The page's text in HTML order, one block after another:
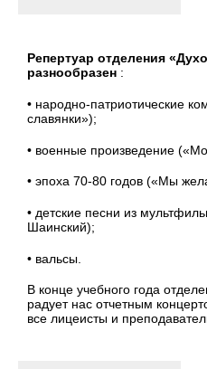
Репертуар отделения
разнообразен :
• народно-патриотические
славянки»);
• военные произведение
• эпоха 70-80 годов («Мы
• детские песни из
Шаинский);
• вальсы.
В конце учебного года
радует нас отчетным
все лицеисты и